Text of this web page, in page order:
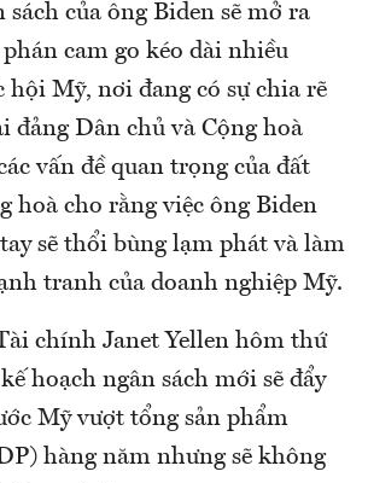
sách của ông Biden sẽ mở ra
cam go kéo dài nhiều
hội Mỹ, nơi đang có sự chia rẽ
đảng Dân chủ và Cộng hoà
vấn đề quan trọng của đất
hoà cho rằng việc ông Biden
sẽ thổi bùng lạm phát và làm
tranh của doanh nghiệp Mỹ.
chính Janet Yellen hôm thứ
hoạch ngân sách mới sẽ đẩy
Mỹ vượt tổng sản phẩm
hàng năm nhưng sẽ không